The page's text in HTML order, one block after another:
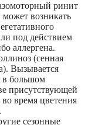
ринит
может возникать
под действием
аллергена.
(сенная
Вызывается
большом
присутствующей
во время цветения
сезонные